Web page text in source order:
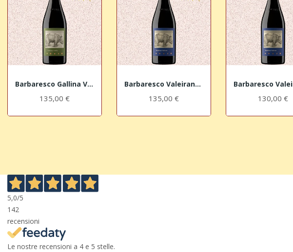
Barbaresco Gallina Vursù DOCG 2018 La Spinetta
135,00 €
Barbaresco Valeirano Vursù DOCG 2018 La Spinetta
135,00 € 130,00 €
5,0/5
142
recensioni
Le nostre recensioni a 4 e 5 stelle.